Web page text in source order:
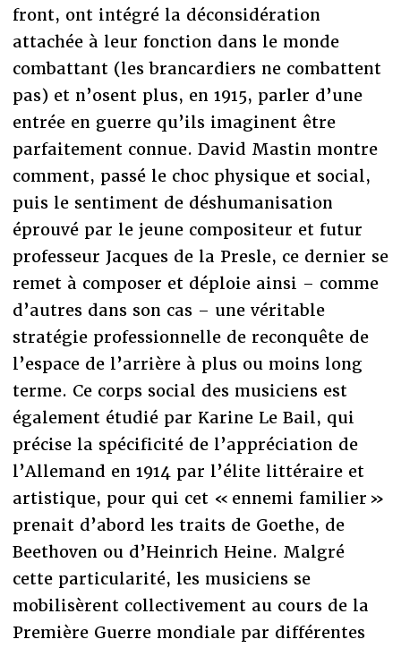
front, ont intégré la déconsidération
attachée à leur fonction dans le monde
combattant (les brancardiers ne combattent
pas) et n’osent plus, en 1915, parler d’une
entrée en guerre qu’ils imaginent être
parfaitement connue. David Mastin montre
comment, passé le choc physique et social,
puis le sentiment de déshumanisation
éprouvé par le jeune compositeur et futur
professeur Jacques de la Presle, ce dernier se
remet à composer et déploie ainsi – comme
d’autres dans son cas – une véritable
stratégie professionnelle de reconquête de
l’espace de l’arrière à plus ou moins long
terme. Ce corps social des musiciens est
également étudié par Karine Le Bail, qui
précise la spécificité de l’appréciation de
l’Allemand en 1914 par l’élite littéraire et
artistique, pour qui cet « ennemi familier »
prenait d’abord les traits de Goethe, de
Beethoven ou d’Heinrich Heine. Malgré
cette particularité, les musiciens se
mobilisèrent collectivement au cours de la
Première Guerre mondiale par différentes